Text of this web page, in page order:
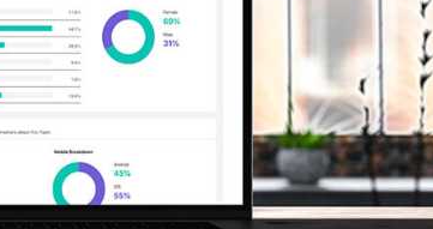
Product Photo Editing